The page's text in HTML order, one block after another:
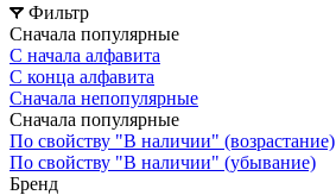
Фильтр
Сначала популярные
С начала алфавита
С конца алфавита
Сначала непопулярные
Сначала популярные
По свойству "В наличии" (возрастание)
По свойству "В наличии" (убывание)
Бренд